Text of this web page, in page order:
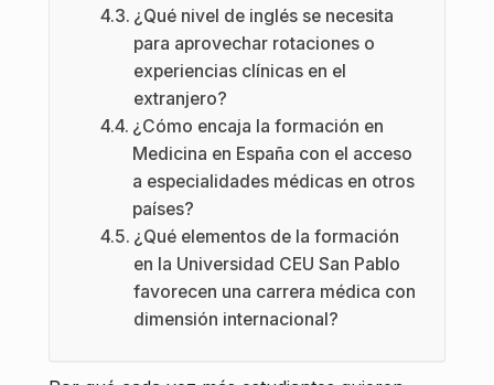
¿Qué nivel de inglés se necesita
para aprovechar rotaciones o
experiencias clínicas en el
extranjero?
¿Cómo encaja la formación en
Medicina en España con el acceso
a especialidades médicas en otros
países?
¿Qué elementos de la formación
en la Universidad CEU San Pablo
favorecen una carrera médica con
dimensión internacional?